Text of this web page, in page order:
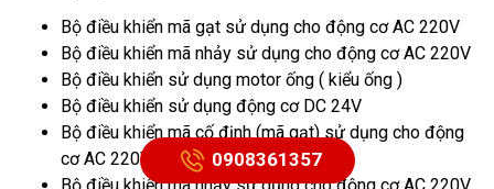
Bộ điều khiển mã gạt sử dụng cho động cơ AC 220V
Bộ điều khiển mã nhảy sử dụng cho động cơ AC 220V
Bộ điều khiển sử dụng motor ống ( kiểu ống )
Bộ điều khiển sử dụng động cơ DC 24V
Bộ điều khiển mã cố định (mã gạt) sử dụng cho động
cơ AC 220V
0908361357